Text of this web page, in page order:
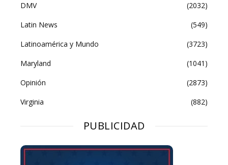
DMV
(2032)
Latin News
(549)
Latinoamérica y Mundo
(3723)
Maryland
(1041)
Opinión
(2873)
Virginia
(882)
PUBLICIDAD